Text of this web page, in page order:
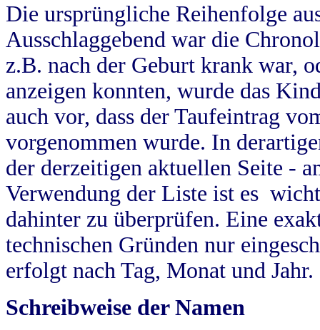
Die ursprüngliche Reihenfolge
Ausschlaggebend war die
z.B. nach der Geburt krank war,
anzeigen konnten, wurde das
auch vor, dass der Taufeintrag
vorgenommen wurde. In
der derzeitigen aktuellen Seite -
Verwendung der Liste ist es
dahinter zu überprüfen. Eine
technischen Gründen nur
erfolgt nach Tag, Monat und Jahr.
Schreibweise der Namen